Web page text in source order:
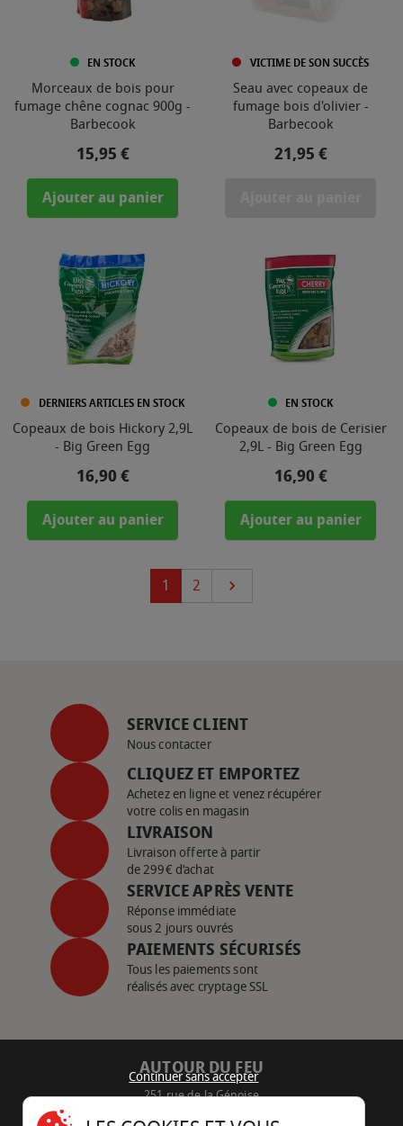
EN STOCK
Morceaux de bois pour
fumage chêne cognac 900g -
Barbecook
Prix
15,95 €
Ajouter au panier
VICTIME DE SON SUCCÈS
Seau avec copeaux de
fumage bois d'olivier -
Barbecook
Prix
21,95 €
DERNIERS ARTICLES EN STOCK
Copeaux de bois Hickory 2,9L
- Big Green Egg
Prix
16,90 €
Ajouter au panier
EN STOCK
Copeaux de bois de Cerisier
2,9L - Big Green Egg
Prix
16,90 €
Ajouter au panier
1 2 Suivant

SERVICE CLIENT
Nous contacter
CLIQUEZ ET EMPORTEZ
Achetez en ligne et venez récupérer
votre colis en magasin
LIVRAISON
Livraison offerte à partir
de 299€ d’achat
SERVICE APRÈS VENTE
Réponse immédiate
sous 2 jours ouvrés
PAIEMENTS SÉCURISÉS
Tous les paiements sont
réalisés avec cryptage SSL
AUTOUR DU FEU
251 rue de la Génoise
Continuer sans accepter